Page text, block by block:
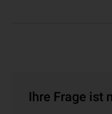
Ihre Frage ist